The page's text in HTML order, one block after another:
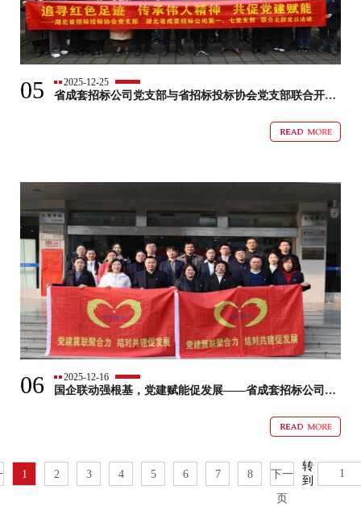
05 2025-12-25
省成套招标公司党支部与省招标投标协会党支部联合开展
06 2025-12-16
国企联动强根基，党建赋能促发展——省成套招标公司与
1 2 3 4 5 6 7 8
下一
页
转
到